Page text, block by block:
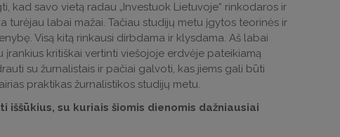
kad savo vietą radau „Investuok Lietuvoje“ rinkodaros ir
turėjau labai mažai. Tačiau studijų metu įgytos teorinės ir
Visą kitą rinkausi dirbdama ir klysdama. Aš labai
kritiškai vertinti viešojoje erdvėje pateikiamą
su žurnalistais ir pačiai galvoti, kas jiems gali būti
praktikas žurnalistikos studijų metu.
su kuriais šiomis dienomis dažniausiai